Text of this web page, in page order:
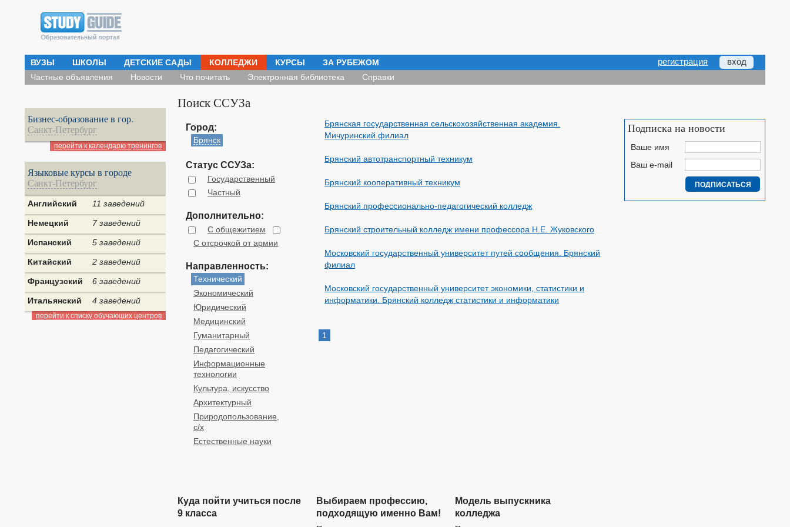
ВУЗЫ ШКОЛЫ ДЕТСКИЕ САДЫ КОЛЛЕДЖИ КУРСЫ ЗА РУБЕЖОМ регистрация вход
Частные объявления Новости Что почитать Электронная библиотека Справки
Поиск ССУЗа
Брянская государственная сельскохозяйственная академия.
Мичуринский филиал
Брянский автотранспортный техникум
Брянский кооперативный техникум
Брянский профессионально-педагогический колледж
Брянский строительный колледж имени профессора Н.Е. Жуковского
Московский государственный университет путей сообщения. Брянский
филиал
Московский государственный университет экономики, статистики и
информатики. Брянский колледж статистики и информатики
1
Город:
Брянск
Статус ССУЗа:
Государственный
Частный
Дополнительно:
С общежитием
С отсрочкой от армии
Направленность:
Технический
Экономический
Юридический
Медицинский
Гуманитарный
Педагогический
Информационные
технологии
Культура, искусство
Архитектурный
Природопользование,
с/х
Естественные науки
Куда пойти учиться после
9 класса
Выбираем профессию,
подходящую именно Вам!
Модель выпускника
колледжа
Бизнес-образование в гор.
Санкт-Петербург
перейти к календарю тренингов
Языковые курсы в городе
Санкт-Петербург
Английский 11 заведений
Немецкий 7 заведений
Испанский 5 заведений
Китайский 2 заведений
Французский 6 заведений
Итальянский 4 заведений
перейти к списку обучающих центров
Подписка на новости
Ваше имя
Ваш e-mail